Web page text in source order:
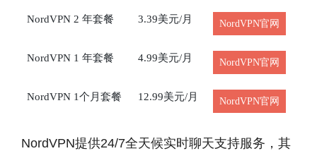
NordVPN 2 年套餐 3.39美元/月 NordVPN官网
NordVPN 1 年套餐 4.99美元/月 NordVPN官网
NordVPN 1个月套餐 12.99美元/月 NordVPN官网
NordVPN提供24/7全天候实时聊天支持服务，其